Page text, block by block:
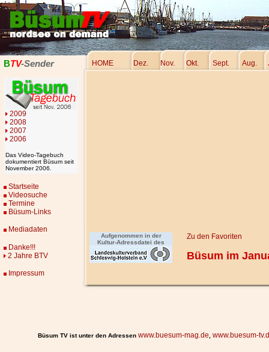
BTV-Sender
2009
2008
2007
2006
Das Video-Tagebuch
dokumentiert Büsum seit
November 2006.
Startseite
Videosuche
Termine
Büsum-Links
Mediadaten
Danke!!!
2 Jahre BTV
Impressum
HOME Dez. Nov. Okt. Sept. Aug.
Aufgenommen in der
Kultur-Adressdatei des
Zu den Favoriten
Büsum im
Büsum TV ist unter den Adressen www.buesum-mag.de www.buesum-